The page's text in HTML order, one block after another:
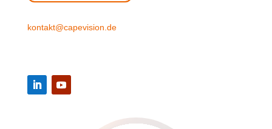
kontakt@capevision.de